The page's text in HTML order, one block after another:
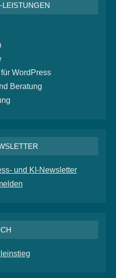
WordPress
Beratung